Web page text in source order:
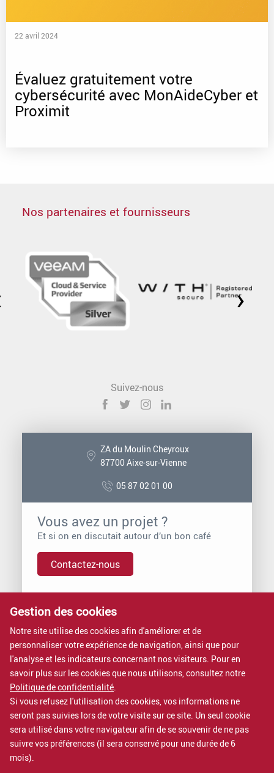
22 avril 2024
Évaluez gratuitement votre
cybersécurité avec MonAideCyber et
Proximit
Nos partenaires et fournisseurs
›
Suivez-nous
ZA du Moulin Cheyroux
87700 Aixe-sur-Vienne
05 87 02 01 00
Vous avez un projet ?
Et si on en discutait autour d’un bon café
Contactez-nous
Vous voulez rejoindre Proximit ?
humaine.
Rejoignez-nous
Nos formations
Nos formations sont certifiées QUALIOPI.
Voir nos formations
Gestion des cookies
Notre site utilise des cookies afin d'améliorer et de
personnaliser votre expérience de navigation, ainsi que pour
l'analyse et les indicateurs concernant nos visiteurs. Pour en
savoir plus sur les cookies que nous utilisons, consultez notre
Politique de confidentialité.
Si vous refusez l'utilisation des cookies, vos informations ne
seront pas suivies lors de votre visite sur ce site. Un seul cookie
sera utilisé dans votre navigateur afin de se souvenir de ne pas
suivre vos préférences (il sera conservé pour une durée de 6
mois).